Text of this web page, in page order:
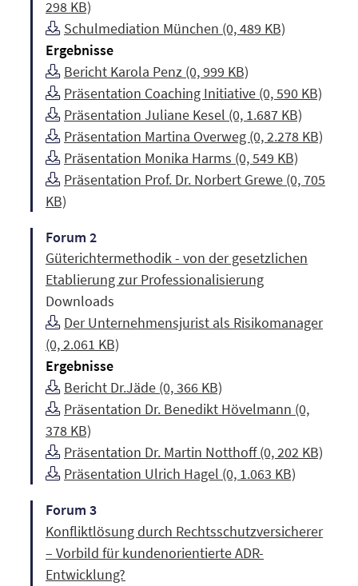
298 KB)
Schulmediation München (0, 489 KB)
Ergebnisse
Bericht Karola Penz (0, 999 KB)
Präsentation Coaching Initiative (0, 590 KB)
Präsentation Juliane Kesel (0, 1.687 KB)
Präsentation Martina Overweg (0, 2.278 KB)
Präsentation Monika Harms (0, 549 KB)
Präsentation Prof. Dr. Norbert Grewe (0, 705
KB)
Forum 2
Güterichtermethodik - von der gesetzlichen
Etablierung zur Professionalisierung
Downloads
Der Unternehmensjurist als Risikomanager
(0, 2.061 KB)
Ergebnisse
Bericht Dr.Jäde (0, 366 KB)
Präsentation Dr. Benedikt Hövelmann (0,
378 KB)
Präsentation Dr. Martin Notthoff (0, 202 KB)
Präsentation Ulrich Hagel (0, 1.063 KB)
Forum 3
Konfliktlösung durch Rechtsschutzversicherer
– Vorbild für kundenorientierte ADR-
Entwicklung?